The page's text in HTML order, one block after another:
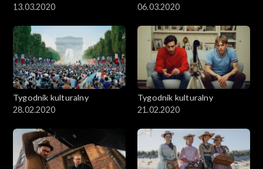
13.03.2020
06.03.2020
Tygodnik kulturalny
28.02.2020
Tygodnik kulturalny
21.02.2020